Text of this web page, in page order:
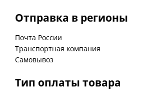
Отправка в регионы
Почта России
Транспортная компания
Самовывоз
Тип оплаты товара